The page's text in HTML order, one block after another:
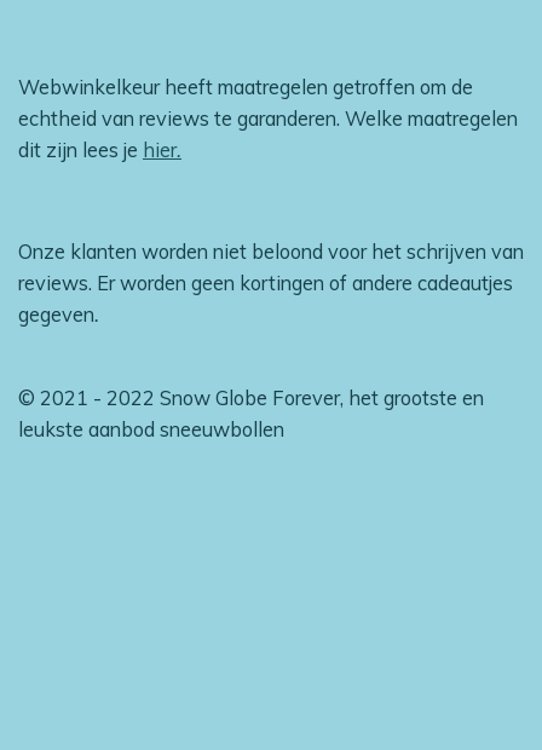
Webwinkelkeur heeft maatregelen getroffen om de
echtheid van reviews te garanderen. Welke maatregelen
dit zijn lees je hier.
Onze klanten worden niet beloond voor het schrijven van
reviews. Er worden geen kortingen of andere cadeautjes
gegeven.
© 2021 - 2022 Snow Globe Forever, het grootste en
leukste aanbod sneeuwbollen